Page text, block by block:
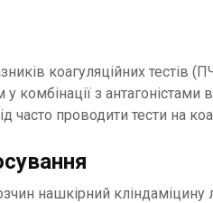
коагуляційних тестів
комбінації з
часто проводити тести на
нашкірний кліндаміцину